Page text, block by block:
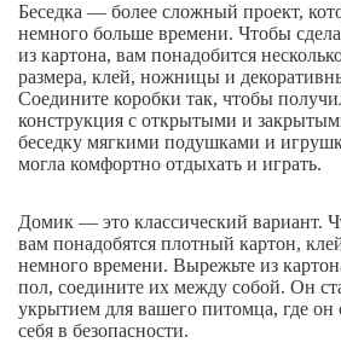
Беседка — более сложный проект,
немного больше времени. Чтобы
из картона, вам понадобится
размера, клей, ножницы и
Соедините коробки так, чтобы
конструкция с открытыми и
беседку мягкими подушками и
могла комфортно отдыхать и играть.
Домик — это классический вариант.
вам понадобятся плотный картон,
немного времени. Вырежьте из
пол, соедините их между собой. Он
укрытием для вашего питомца, где он
себя в безопасности.